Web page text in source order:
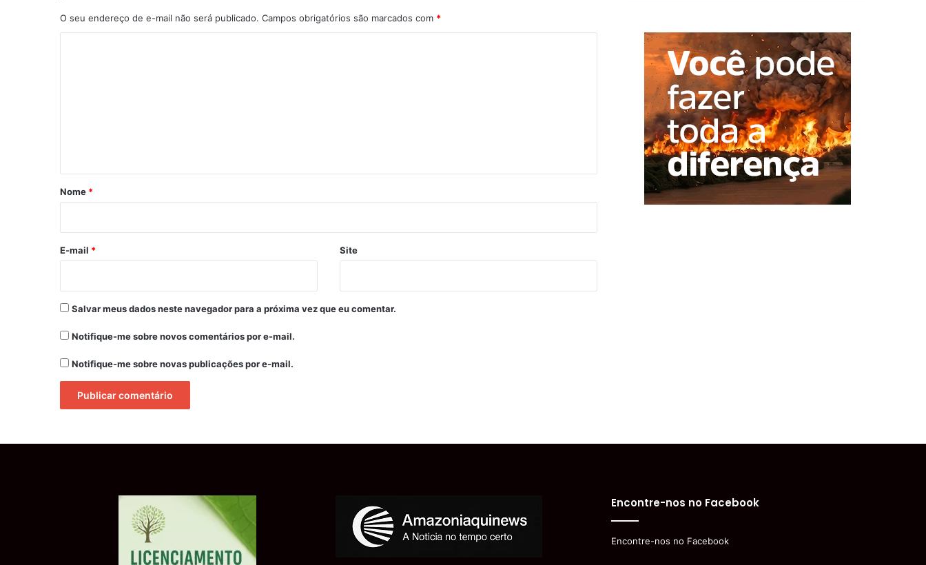
O seu endereço de e-mail não será publicado. Campos obrigatórios são marcados com *
r
*
Nome *
E-mail * Site
Salvar meus dados neste navegador para a próxima vez que eu comentar.
Notifique-me sobre novos comentários por e-mail.
Notifique-me sobre novas publicações por e-mail.
Encontre-nos no Facebook
Encontre-nos no Facebook